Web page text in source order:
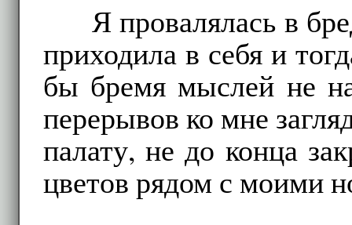
Я провалялась в
приходила в себя и
бы бремя мыслей не
перерывов ко мне
палату, не до конца
цветов рядом с моими